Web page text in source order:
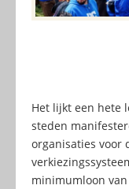
Het lijkt een hete
steden
organisaties voor
minimumloon